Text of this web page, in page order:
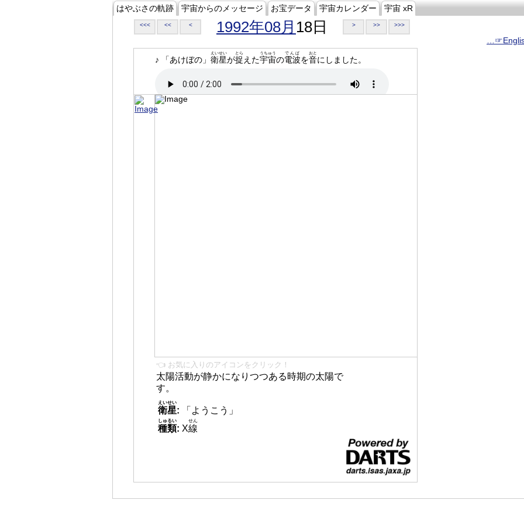
はやぶさの軌跡 宇宙からのメッセージ お宝データ 宇宙カレンダー 宇宙 xR
<<< << < 1992年08月 18日 > >> >>>
♪ 「あけぼの」 衛星
えいせい
が捉
とら
えた宇宙
うちゅう
の電波
でんぱ
を音
おと
にしました。
👈 お気に入りのアイコンをクリック！
太陽活動が静かになりつつある時期の太陽で
す。
衛星
えいせい
:
「ようこう」
種類
しゅるい
: X線
せん